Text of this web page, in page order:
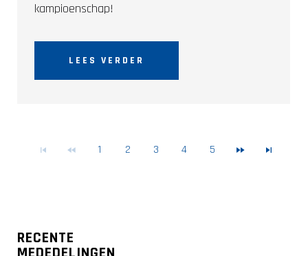
kampioenschap!
LEES VERDER
1 2 3 4 5
RECENTE